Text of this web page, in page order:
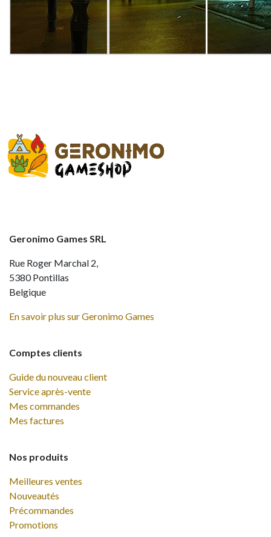
Comptes clients
Guide du nouveau client
Service après-vente
Mes commandes
Mes factures
Nos produits
Meilleures ventes
Nouveautés
Précommandes
Promotions
Geronimo Games SRL
Rue Roger Marchal 2,
5380 Pontillas
Belgique
En savoir plus sur Geronimo Games